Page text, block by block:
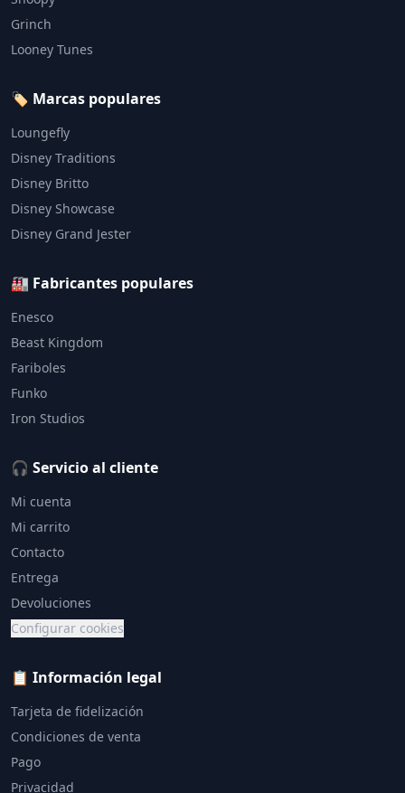
Grinch
Looney Tunes
🏷️ Marcas populares
Loungefly
Disney Traditions
Disney Britto
Disney Showcase
Disney Grand Jester
🏭 Fabricantes populares
Enesco
Beast Kingdom
Fariboles
Funko
Iron Studios
🎧 Servicio al cliente
Mi cuenta
Mi carrito
Contacto
Entrega
Devoluciones
Configurar cookies
📋 Información legal
Tarjeta de fidelización
Condiciones de venta
Pago
Privacidad